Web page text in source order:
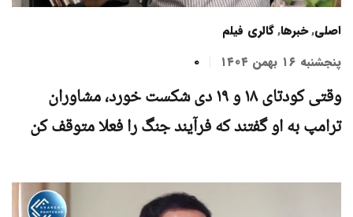
اصلی,خبرها,گالری فیلم
پنجشنبه ۱۶ بهمن ۱۴۰۴
0
وقتی کودتای ۱۸ و ۱۹ دی شکست خورد، مشاوران
ترامپ به او گفتند که فرآیند جنگ را فعلا متوقف کن